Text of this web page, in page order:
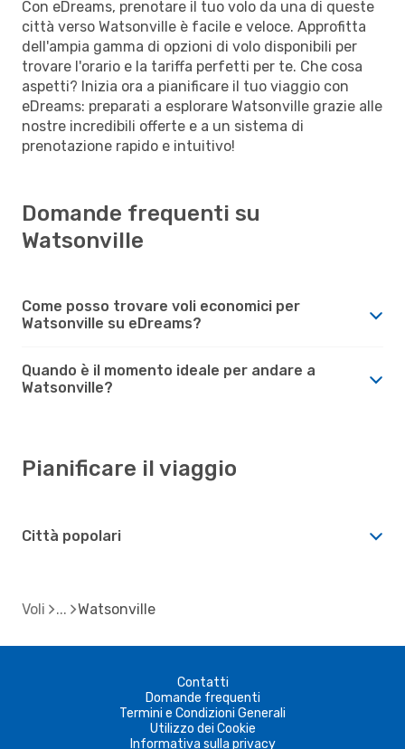
Con eDreams, prenotare il tuo volo da una di queste
città verso Watsonville è facile e veloce. Approfitta
dell'ampia gamma di opzioni di volo disponibili per
trovare l'orario e la tariffa perfetti per te. Che cosa
aspetti? Inizia ora a pianificare il tuo viaggio con
eDreams: preparati a esplorare Watsonville grazie alle
nostre incredibili offerte e a un sistema di
prenotazione rapido e intuitivo!
Domande frequenti su
Watsonville
Come posso trovare voli economici per
Watsonville su eDreams?
Quando è il momento ideale per andare a
Watsonville?
Pianificare il viaggio
Città popolari
Voli Watsonville
Contatti
Domande frequenti
Termini e Condizioni Generali
Utilizzo dei Cookie
Informativa sulla privacy